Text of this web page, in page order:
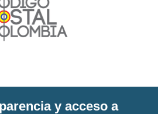
y acceso a